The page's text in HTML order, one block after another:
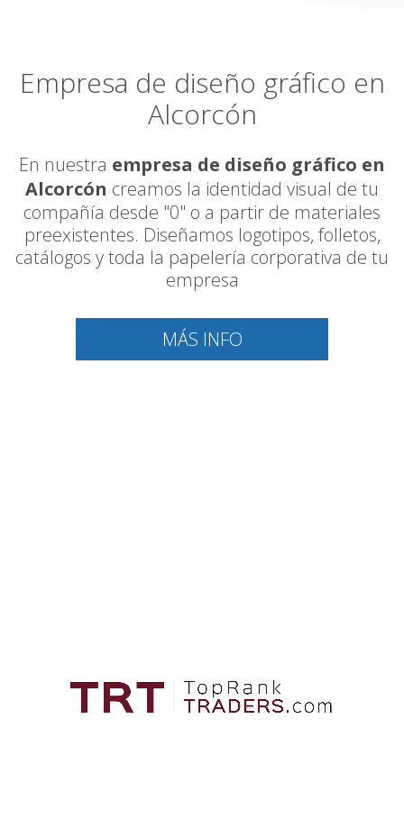
Empresa de diseño gráfico en
Alcorcón
En nuestra empresa de diseño gráfico en
Alcorcón creamos la identidad visual de tu
compañía desde "0" o a partir de materiales
preexistentes. Diseñamos logotipos, folletos,
catálogos y toda la papelería corporativa de tu
empresa
MÁS INFO